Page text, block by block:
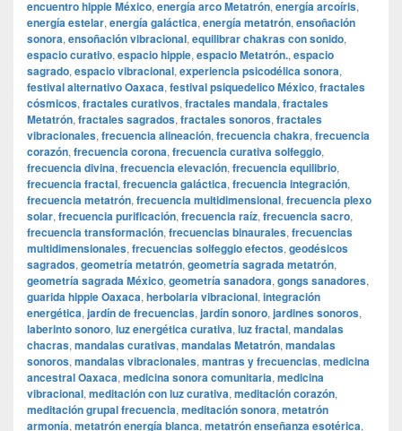
encuentro hippie México, energía arco Metatrón, energía arcoíris,
energía estelar, energía galáctica, energía metatrón, ensoñación
sonora, ensoñación vibracional, equilibrar chakras con sonido,
espacio curativo, espacio hippie, espacio Metatrón., espacio
sagrado, espacio vibracional, experiencia psicodélica sonora,
festival alternativo Oaxaca, festival psiquedelico México, fractales
cósmicos, fractales curativos, fractales mandala, fractales
Metatrón, fractales sagrados, fractales sonoros, fractales
vibracionales, frecuencia alineación, frecuencia chakra, frecuencia
corazón, frecuencia corona, frecuencia curativa solfeggio,
frecuencia divina, frecuencia elevación, frecuencia equilibrio,
frecuencia fractal, frecuencia galáctica, frecuencia integración,
frecuencia metatrón, frecuencia multidimensional, frecuencia plexo
solar, frecuencia purificación, frecuencia raíz, frecuencia sacro,
frecuencia transformación, frecuencias binaurales, frecuencias
multidimensionales, frecuencias solfeggio efectos, geodésicos
sagrados, geometría metatrón, geometría sagrada metatrón,
geometría sagrada México, geometría sanadora, gongs sanadores,
guarida hippie Oaxaca, herbolaria vibracional, integración
energética, jardín de frecuencias, jardín sonoro, jardines sonoros,
laberinto sonoro, luz energética curativa, luz fractal, mandalas
chacras, mandalas curativas, mandalas Metatrón, mandalas
sonoros, mandalas vibracionales, mantras y frecuencias, medicina
ancestral Oaxaca, medicina sonora comunitaria, medicina
vibracional, meditación con luz curativa, meditación corazón,
meditación grupal frecuencia, meditación sonora, metatrón
armonía, metatrón energía blanca, metatrón enseñanza esotérica,